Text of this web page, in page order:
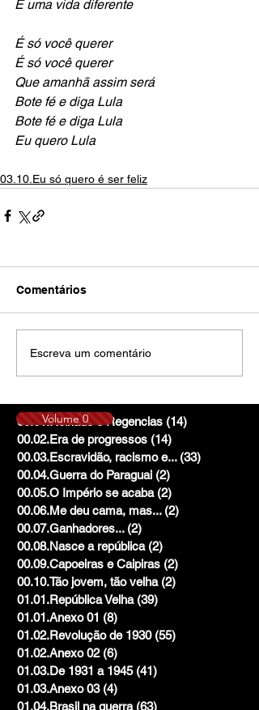
E uma vida diferente
É só você querer
É só você querer
Que amanhã assim será
Bote fé e diga Lula
Bote fé e diga Lula
Eu quero Lula
03.10.Eu só quero é ser feliz
Comentários
Escreva um comentário
00.01.Reinado e Regencias (14)
00.02.Era de progressos (14)
00.03.Escravidão, racismo e... (33)
00.04.Guerra do Paraguai (2)
00.05.O Império se acaba (2)
00.06.Me deu cama, mas... (2)
00.07.Ganhadores... (2)
00.08.Nasce a república (2)
00.09.Capoeiras e Caipiras (2)
00.10.Tão jovem, tão velha (2)
01.01.República Velha (39)
01.01.Anexo 01 (8)
01.02.Revolução de 1930 (55)
01.02.Anexo 02 (6)
01.03.De 1931 a 1945 (41)
01.03.Anexo 03 (4)
01.04.Brasil na guerra (63)
Volume 0